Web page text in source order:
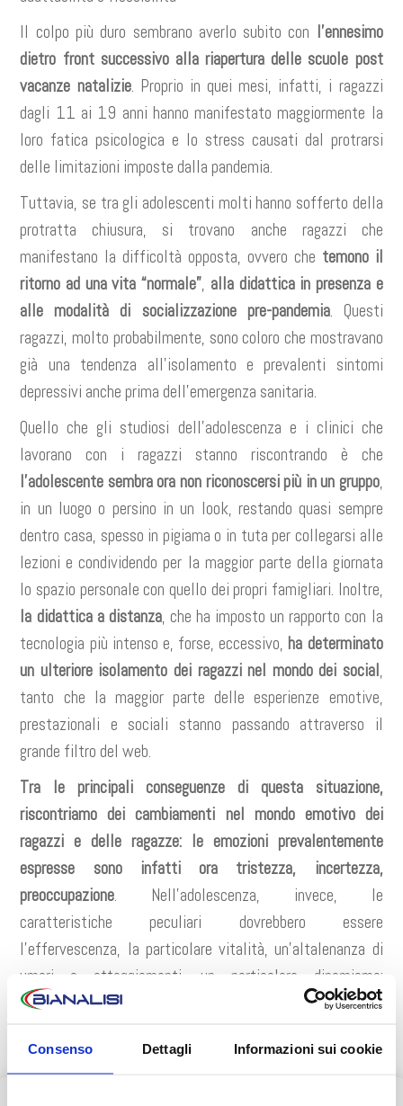
Consenso Dettagli Informazioni sui cookie
Il colpo più duro sembrano averlo subito con l’ennesimo
dietro front successivo alla riapertura delle scuole post
vacanze natalizie. Proprio in quei mesi, infatti, i ragazzi
dagli 11 ai 19 anni hanno manifestato maggiormente la
loro fatica psicologica e lo stress causati dal protrarsi
delle limitazioni imposte dalla pandemia.
Tuttavia, se tra gli adolescenti molti hanno sofferto della
protratta chiusura, si trovano anche ragazzi che
manifestano la difficoltà opposta, ovvero che temono il
ritorno ad una vita “normale”, alla didattica in presenza e
alle modalità di socializzazione pre-pandemia. Questi
ragazzi, molto probabilmente, sono coloro che mostravano
già una tendenza all’isolamento e prevalenti sintomi
depressivi anche prima dell’emergenza sanitaria.
Quello che gli studiosi dell’adolescenza e i clinici che
lavorano con i ragazzi stanno riscontrando è che
l’adolescente sembra ora non riconoscersi più in un gruppo,
in un luogo o persino in un look, restando quasi sempre
dentro casa, spesso in pigiama o in tuta per collegarsi alle
lezioni e condividendo per la maggior parte della giornata
lo spazio personale con quello dei propri famigliari. Inoltre,
la didattica a distanza, che ha imposto un rapporto con la
tecnologia più intenso e, forse, eccessivo,ha determinato
un ulteriore isolamento dei ragazzi nel mondo dei social,
tanto che la maggior parte delle esperienze emotive,
prestazionali e sociali stanno passando attraverso il
grande filtro del web.
Tra le principali conseguenze di questa situazione,
riscontriamo dei cambiamenti nel mondo emotivo dei
ragazzi e delle ragazze: le emozioni prevalentemente
espresse sono infatti ora tristezza, incertezza,
preoccupazione. Nell’adolescenza, invece, le
caratteristiche peculiari dovrebbero essere
l’effervescenza, la particolare vitalità, un’altalenanza di
umori e atteggiamenti, un particolare dinamismo;
caratteristiche che sono state particolarmente sacrificate
d’uscita.